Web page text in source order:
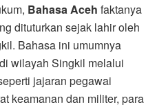
Bahasa Aceh faktanya
dituturkan sejak lahir oleh
Bahasa ini umumnya
wilayah Singkil melalui
jajaran pegawai
keamanan dan militer, para